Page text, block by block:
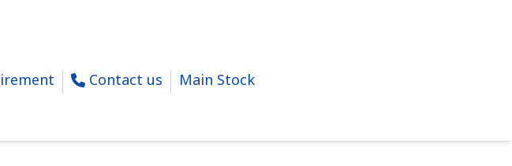
Contact us Main Stock
งจ่ายอากาศ แบบปั๋มลูกสูบและแบบสกรู